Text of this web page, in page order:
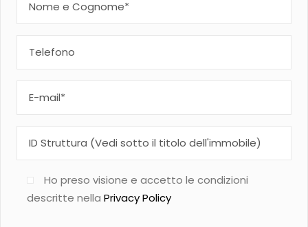
Ho preso visione e accetto le condizioni
descritte nella Privacy Policy